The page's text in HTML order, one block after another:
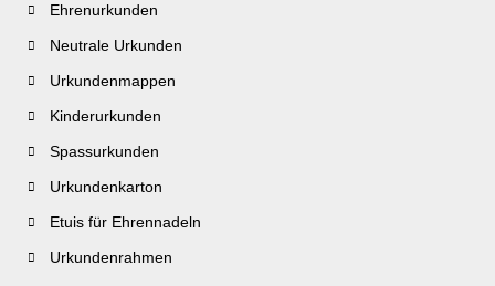
Ehrenurkunden
Neutrale Urkunden
Urkundenmappen
Kinderurkunden
Spassurkunden
Urkundenkarton
Etuis für Ehrennadeln
Urkundenrahmen